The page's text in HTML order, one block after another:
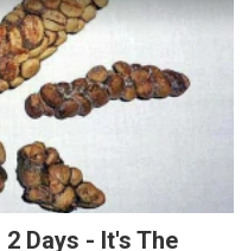
Days - It's The